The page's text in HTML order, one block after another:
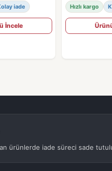
iade
İncele
Hızlı kargo
ürünlerde iade süreci sade